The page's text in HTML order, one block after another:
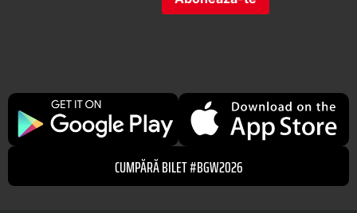
CUMPĂRĂ BILET #BGW2026